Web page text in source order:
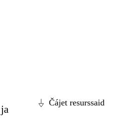
Čájet resurssaid